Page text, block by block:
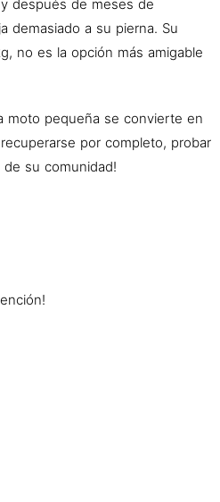
después de meses de
demasiado a su pierna. Su
no es la opción más amigable
moto pequeña se convierte en
por completo, probar
su comunidad!